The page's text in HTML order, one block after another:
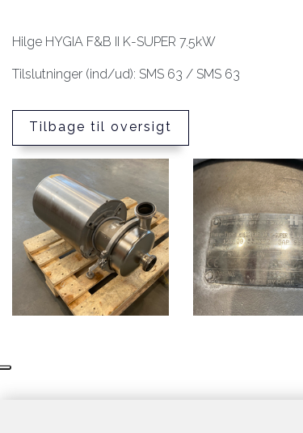
Hilge HYGIA F&B II K-SUPER 7.5kW
Tilslutninger (ind/ud): SMS 63 / SMS 63
Tilbage til oversigt